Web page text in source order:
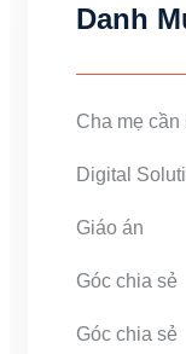
Danh
Cha mẹ cần
Digital
Giáo án
Góc chia sẻ
Góc chia sẻ